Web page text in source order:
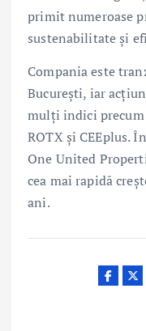
primit numeroase
sustenabilitate și
Compania este
București, iar
mulți indici precum
ROTX și CEEplus.
One United
cea mai rapidă
ani.